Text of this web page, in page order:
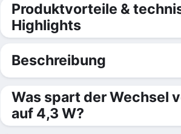
Produktvorteile &
Highlights
Beschreibung
Was spart der Wechsel
auf 4,3 W?